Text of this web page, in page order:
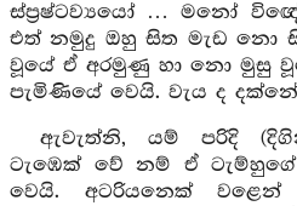
ස්ප්‍රෂ්ටව්‍යයෝ … මනෝ
එත් නමුදු ඔහු සිත මැඩ නො
වූයේ ඒ අරමුණු හා නො මුසු
පැමිණියේ වෙයි. වැය ද
ඇවැත්නි, යම් පරිදි
ටැඹෙක් වේ නම් ඒ
වෙයි. අටරියනෙක්